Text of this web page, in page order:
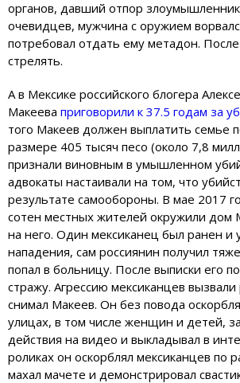
органов, давший отпор
очевидцев, мужчина с оружием
потребовал отдать ему метадон. После
стрелять.
А в Мексике российского блогера
Макеева приговорили к 37.5 годам за
того Макеев должен выплатить семье
размере 405 тысяч песо (около 7,8
признали виновным в умышленном
адвокаты настаивали на том, что
результате самообороны. В мае 2017
сотен местных жителей окружили дом
на него. Один мексиканец был ранен и
нападения, сам россиянин получил
попал в больницу. После выписки его
стражу. Агрессию мексиканцев
снимал Макеев. Он без повода
улицах, в том числе женщин и детей,
действия на видео и выкладывал в
роликах он оскорблял мексиканцев по
махал мачете и демонстрировал